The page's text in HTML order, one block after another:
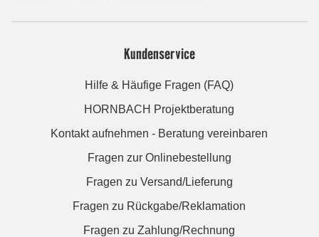
Kundenservice
Hilfe & Häufige Fragen (FAQ)
HORNBACH Projektberatung
Kontakt aufnehmen - Beratung vereinbaren
Fragen zur Onlinebestellung
Fragen zu Versand/Lieferung
Fragen zu Rückgabe/Reklamation
Fragen zu Zahlung/Rechnung